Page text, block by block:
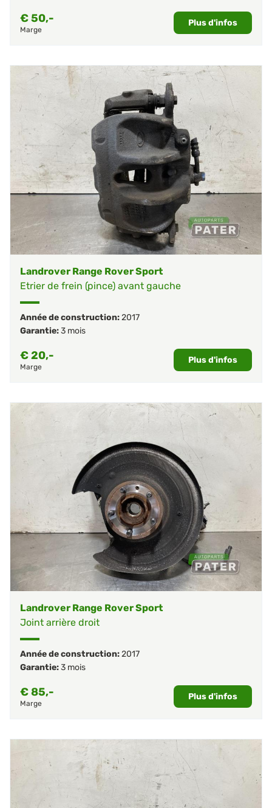
€50,-
Marge
Plus d'infos
Landrover Range Rover Sport
Etrier de frein (pince) avant gauche
Année de construction:2017
Garantie:3 mois
€20,-
Marge
Plus d'infos
Landrover Range Rover Sport
Joint arrière droit
Année de construction:2017
Garantie:3 mois
€85,-
Marge
Plus d'infos